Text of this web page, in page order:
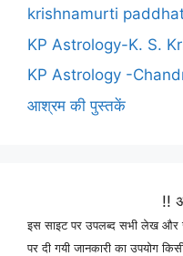
krishnamurti
KP Astrology-K. S.
KP Astrology -
आश्रम की पुस्तकें
!!
इस साइट पर उपलब्द सभी लेख और
पर दी गयी जानकारी का उपयोग